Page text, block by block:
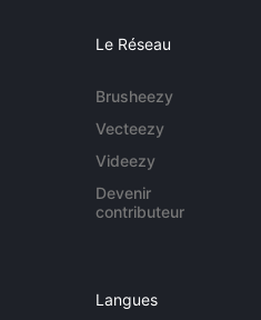
Le Réseau
Brusheezy
Vecteezy
Videezy
Devenir
contributeur
Langues